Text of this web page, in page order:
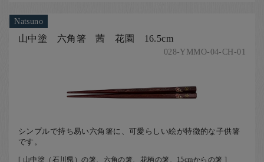
Natsuno
山中塗 六角箸 茜 花園 16.5cm
028-YMMO-04-CH-01
シンプルで持ち易い六角箸に、可愛らしい絵が特徴的な子供箸
です。
[ 山中塗（石川県）の箸、六角の箸、花柄の箸、15cmからの箸 ]